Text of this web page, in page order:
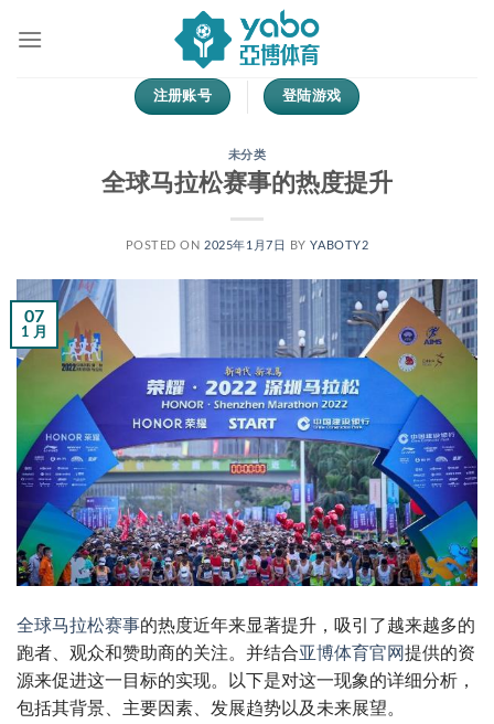
注册账号 登陆游戏
未分类
全球马拉松赛事的热度提升
POSTED ON 2025年1月7日 BYYABOTY2
07
1 月
全球马拉松赛事的热度近年来显著提升，吸引了越来越多的
跑者、观众和赞助商的关注。并结合亚博体育官网提供的资
源来促进这一目标的实现。以下是对这一现象的详细分析，
包括其背景、主要因素、发展趋势以及未来展望。